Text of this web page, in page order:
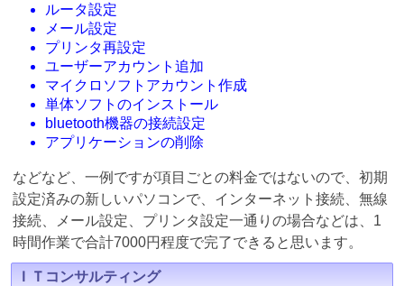
ルータ設定
メール設定
プリンタ再設定
ユーザーアカウント追加
マイクロソフトアカウント作成
単体ソフトのインストール
bluetooth機器の接続設定
アプリケーションの削除
などなど、一例ですが項目ごとの料金ではないので、初期
設定済みの新しいパソコンで、インターネット接続、無線
接続、メール設定、プリンタ設定一通りの場合などは、1
時間作業で合計7000円程度で完了できると思います。
ＩＴコンサルティング